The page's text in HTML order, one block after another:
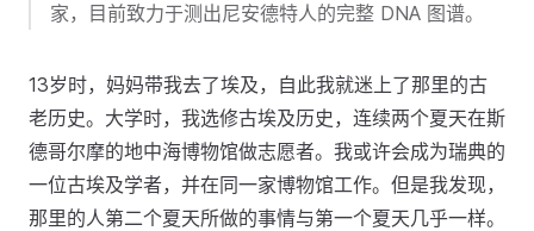
家，目前致力于测出尼安德特人的完整 DNA 图谱。
13岁时，妈妈带我去了埃及，自此我就迷上了那里的古
老历史。大学时，我选修古埃及历史，连续两个夏天在斯
德哥尔摩的地中海博物馆做志愿者。我或许会成为瑞典的
一位古埃及学者，并在同一家博物馆工作。但是我发现，
那里的人第二个夏天所做的事情与第一个夏天几乎一样。